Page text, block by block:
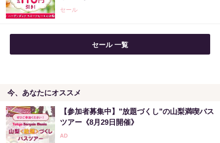
PR（合同会社デジタルファーム ）
セール
セール 一覧
今、あなたにオススメ
【参加者募集中】"放題づくし"の山梨満喫バス
ツアー《8月29日開催》